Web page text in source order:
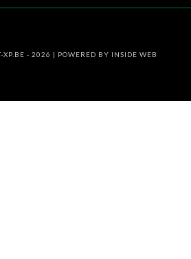
XP.BE - 2026 | POWERED BY INSIDE WEB